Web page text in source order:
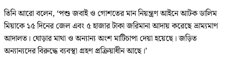
তিনি আরো বলেন, ‘পশু জবাই ও গোশতের মান নিয়ন্ত্রণ আইনে আটক ডালিম
মিয়াকে ১৫ দিনের জেল এবং ৫ হাজার টাকা জরিমানা আদায় করেছে ভ্রাম্যমাণ
আদালত। ঘোড়ার মাথা ও অন্যান্য অংশ মাটিচাপা দেয়া হয়েছে। জড়িত
অন্যান্যদের বিরুদ্ধে ব্যবস্থা গ্রহণ প্রক্রিয়াধীন আছে।’